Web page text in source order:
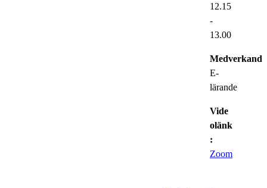
12.15
-
13.00
E-
lärande
Vide
olänk
:
Zoom